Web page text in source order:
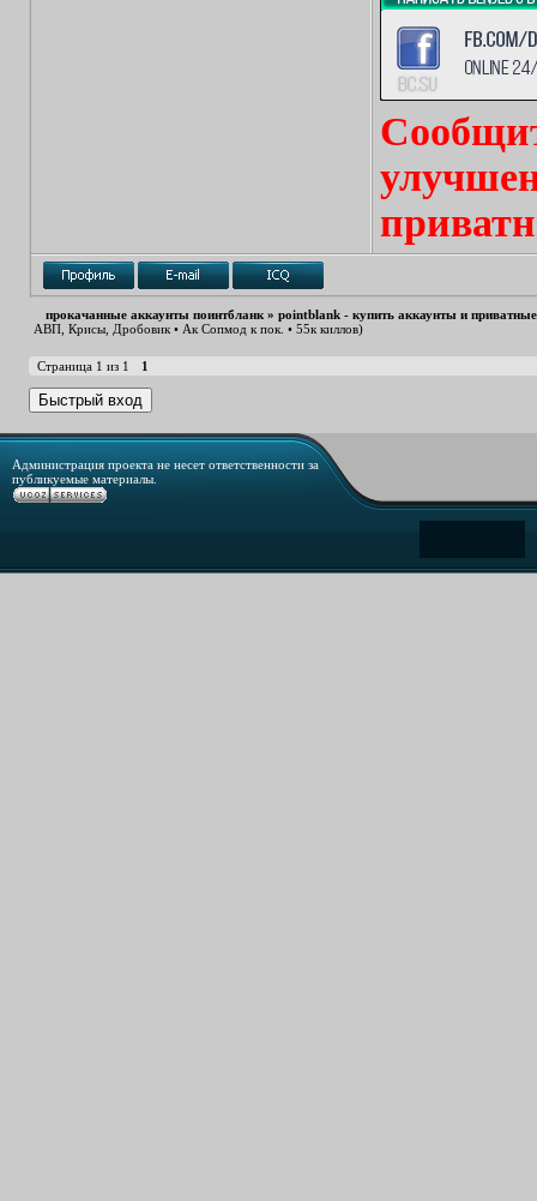
прокачанные аккаунты поинтбланк » pointblank - купить аккаунты и
АВП, Крисы, Дробовик • Ак Сопмод к пок. • 55к киллов)
Страница 1 из 1 1
Администрация проекта не несет ответственности за
публикуемые материалы.